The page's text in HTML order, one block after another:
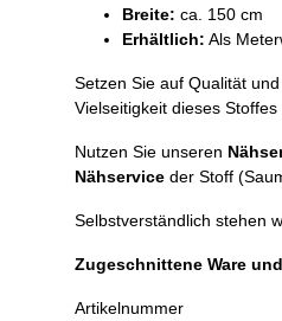
Breite: ca. 150 cm
Erhältlich: Als
Setzen Sie auf Qualität
Vielseitigkeit dieses
Nutzen Sie unseren
Nähservice der Stoff
Selbstverständlich stehen
Zugeschnittene Ware
Artikelnummer